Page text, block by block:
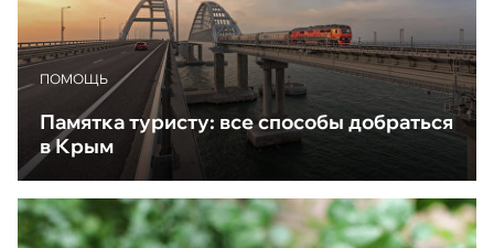
ПОМОЩЬ
Памятка туристу: все способы добраться
в Крым